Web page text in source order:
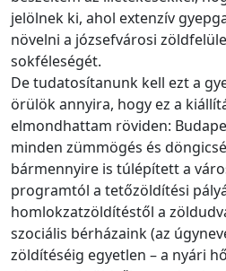
jelölnek ki, ahol extenzív
növelni a józsefvárosi
sokféleségét.
De tudatosítanunk kell ezt a
örülök annyira, hogy ez a
elmondhattam röviden:
minden zümmögés és
bármennyire is túlépített a
programtól a tetőzöldítési
homlokzatzöldítéstől a
szociális bérházaink (az
zöldítéséig egyetlen – a nyári